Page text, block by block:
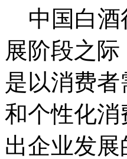
中国白酒
展阶段之
是以消费
和个性化
出企业发